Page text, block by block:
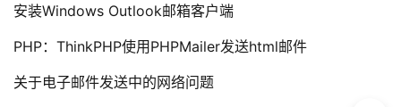
安装Windows Outlook邮箱客户端
PHP：ThinkPHP使用PHPMailer发送html邮件
关于电子邮件发送中的网络问题